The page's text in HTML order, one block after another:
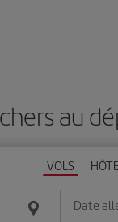
au
VOLS
Date
Entrez la